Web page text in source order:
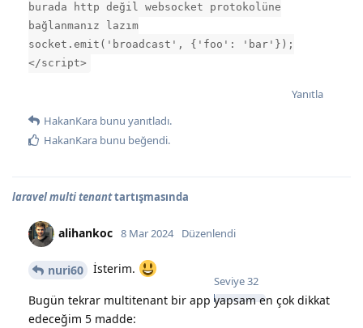
burada http değil websocket protokolüne
bağlanmanız lazım
socket.emit('broadcast', {'foo': 'bar'});
</script>
Yanıtla
HakanKara bunu yanıtladı.
HakanKara bunu beğendi.
laravel multi tenanttartışmasında
alihankoc
Seviye32
8 Mar 2024 Düzenlendi
nuri60 İsterim.
Bugün tekrar multitenant bir app yapsam en çok dikkat
edeceğim 5 madde: